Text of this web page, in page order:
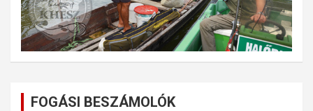
FOGÁSI BESZÁMOLÓK